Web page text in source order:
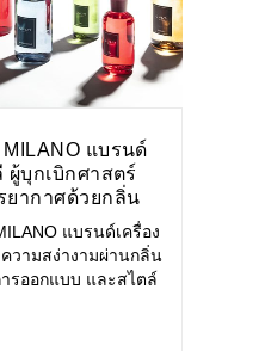
แบรนด์
ผู้บุกเบิกศาสตร์
ยากาศด้วยกลิ่น
ดเด่นอย่างลงตัว
แบรนด์เครื่อง
วามสง่างามผ่านกลิ่น
รออกแบบ และสไตล์
กชัวรีดีไซน์เอกลักษณ์